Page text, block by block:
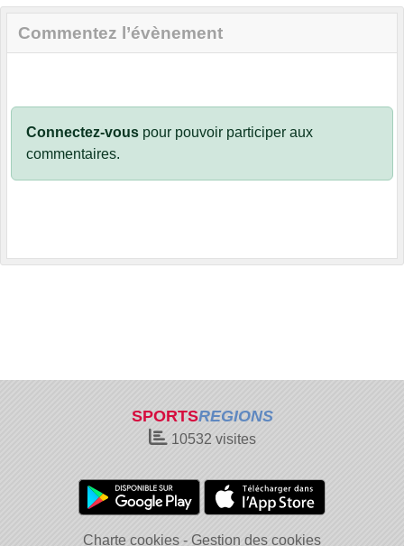
Commentez l’évènement
Connectez-vous pour pouvoir participer aux
commentaires.
SPORTSREGIONS
10532 visites
Charte cookies Gestion des cookies